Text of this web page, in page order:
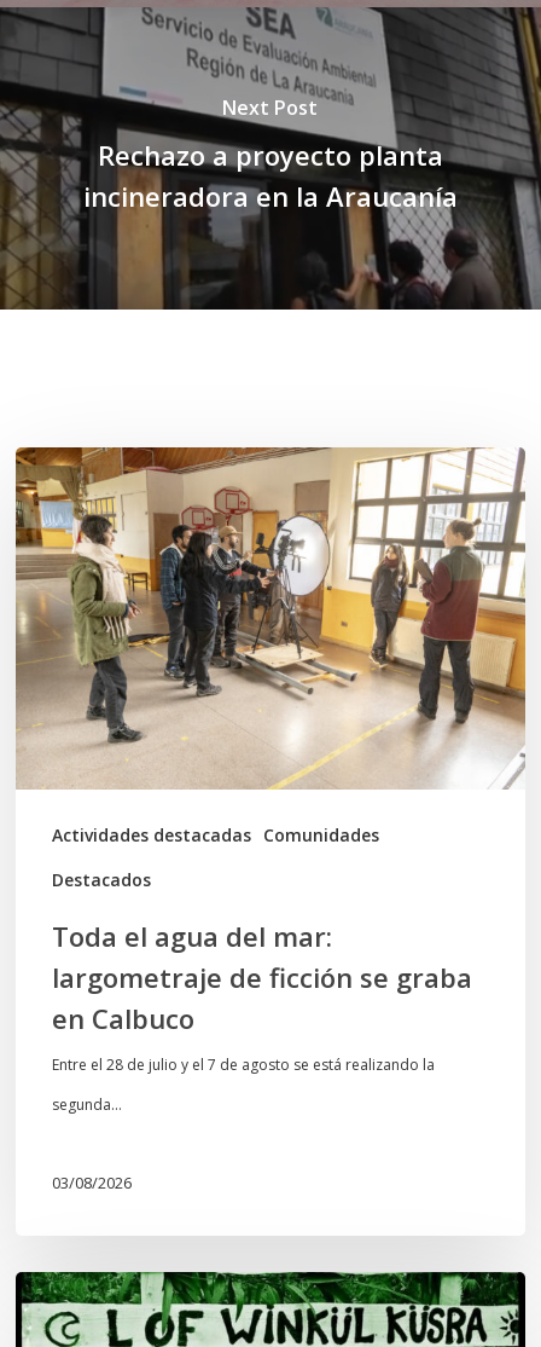
Next Post
Rechazo a proyecto planta
incineradora en la Araucanía
Actividades destacadas Comunidades
Destacados
Toda
el
agua
del
mar:
largometraje
de
ficción
se
graba
Toda el agua del mar:
largometraje de ficción se graba
en Calbuco
Entre el 28 de julio y el 7 de agosto se está realizando la
segunda…
03/08/2026
Lof
Winkül